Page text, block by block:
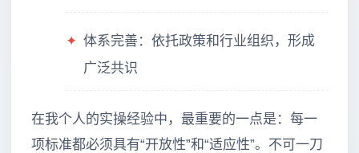
✦ 体系完善：依托政策和行业组织，形成
广泛共识
在我个人的实操经验中，最重要的一点是：每一
项标准都必须具有“开放性”和“适应性”。不可一刀